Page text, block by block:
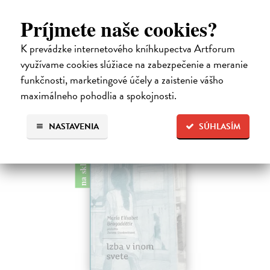
Príjmete naše cookies?
K prevádzke internetového kníhkupectva Artforum
využívame cookies slúžiace na zabezpečenie a meranie
funkčnosti, marketingové účely a zaistenie vášho
maximálneho pohodlia a spokojnosti.
SÚHLASÍM
NASTAVENIA
Anasoft litera 2021 za poviedkový debut Jednorožce, si vás dokonalo
podmaní jemnosťou i vtipom. Hlavný hrdina Ambróz, starnúci láskavý…
16,11 €
17,90 € ?
Na sklade
na sklade